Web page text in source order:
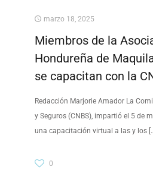
marzo 18, 2025
Miembros de la
Hondureña de
se capacitan con la
Redacción Marjorie Amador La
y Seguros (CNBS), impartió el 5 de
una capacitación virtual a las y los
0